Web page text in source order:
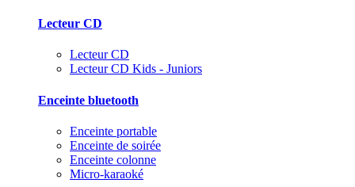
Lecteur CD
Lecteur CD
Lecteur CD Kids - Juniors
Enceinte bluetooth
Enceinte portable
Enceinte de soirée
Enceinte colonne
Micro-karaoké